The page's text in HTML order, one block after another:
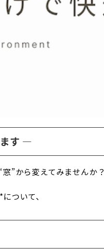
す ―
”から変えてみませんか？
ついて、